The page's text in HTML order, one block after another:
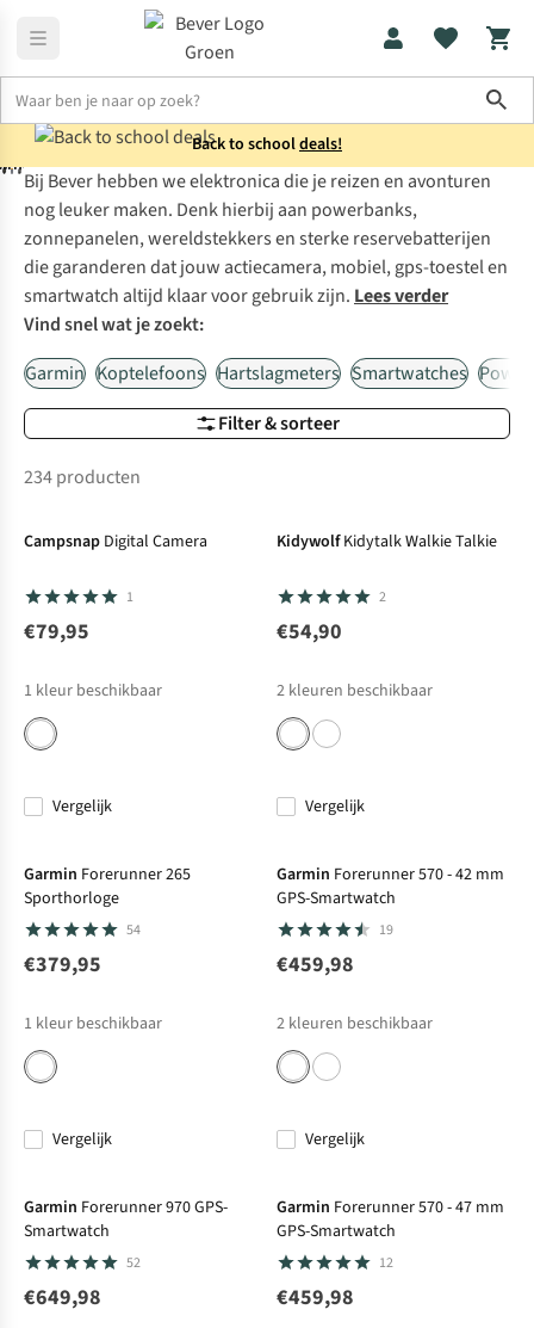
Back to schooldeals!
Home Elektronica
Filter & sorteer
Bij Bever hebben we elektronica die je reizen en avonturen
nog leuker maken. Denk hierbij aan powerbanks,
zonnepanelen, wereldstekkers en sterke reservebatterijen
die garanderen dat jouw actiecamera, mobiel, gps-toestel en
smartwatch altijd klaar voor gebruik zijn. Lees verder
Vind snel wat je zoekt:
Garmin Koptelefoons Hartslagmeters Smartwatches
234 producten
Campsnap Digital Camera
1
€79,95
1 kleur beschikbaar
Vergelijk
Kidywolf Kidytalk Walkie Talkie
2
€54,90
2 kleuren beschikbaar
Vergelijk
Garmin Forerunner 265
Sporthorloge
54
€379,95
1 kleur beschikbaar
Vergelijk
Garmin Forerunner 570 - 42 mm
GPS-Smartwatch
19
€459,98
2 kleuren beschikbaar
Vergelijk
Garmin Forerunner 970 GPS-
Smartwatch
52
€649,98
Garmin Forerunner 570 - 47 mm
GPS-Smartwatch
12
€459,98